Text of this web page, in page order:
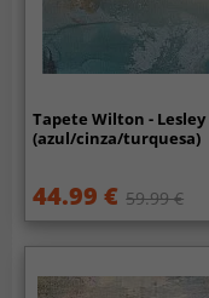
Tapete Wilton - Lesley
(azul/cinza/turquesa)
44.99 € 59.99 €